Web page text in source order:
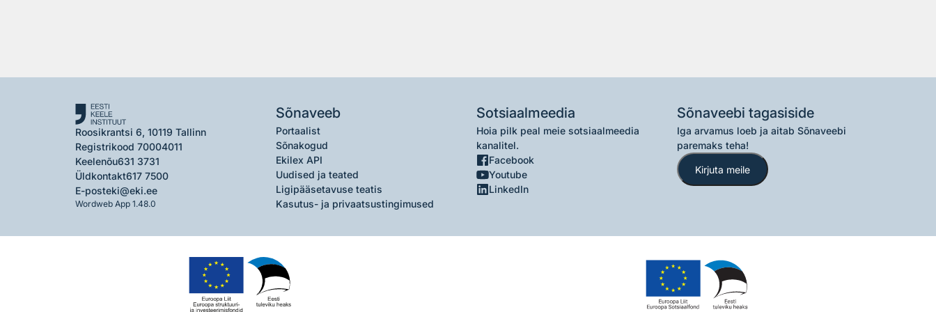
Roosikrantsi 6, 10119 Tallinn
Registrikood 70004011
Keelenõu631 3731
Üldkontakt617 7500
E-posteki@eki.ee
Wordweb App 1.48.0
Sõnaveeb
Portaalist
Sõnakogud
Ekilex API
Uudised ja teated
Ligipääsetavuse teatis
Kasutus- ja privaatsustingimused
Sotsiaalmeedia
Hoia pilk peal meie sotsiaalmeedia
kanalitel.
Facebook
Youtube
LinkedIn
Sõnaveebi tagasiside
Iga arvamus loeb ja aitab Sõnaveebi
paremaks teha!
Kirjuta meile